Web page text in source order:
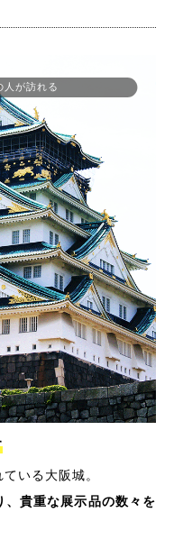
人が訪れる
いる大阪城。
、貴重な展示品の数々を